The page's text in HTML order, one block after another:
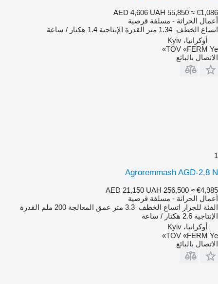
AED 4,606 UAH 55,850 ≈ €1,086
أعمال الحراثة - مسلفة قرصية
اتساع الخطف 1.34 متر القدرة الإنتاجية 1.4 هكتار / ساعة
أوكرانيا، Kyiv
TOV «FERM Ye»
الاتصال بالبائع
1
Agroremmash AGD-2,8 N
AED 21,150 UAH 256,500 ≈ €4,985
أعمال الحراثة - مسلفة قرصية
الفئة للجرار اتساع الخطف 3.3 متر عمق المعالجة 200 ملم
القدرة
الإنتاجية 2.6 هكتار / ساعة
أوكرانيا، Kyiv
TOV «FERM Ye»
الاتصال بالبائع